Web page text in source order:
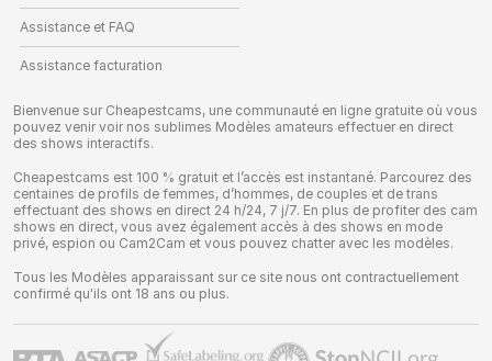
Assistance et FAQ
Assistance facturation
Bienvenue sur Cheapestcams, une communauté en ligne gratuite où vous
pouvez venir voir nos sublimes Modèles amateurs effectuer en direct
des shows interactifs.
Cheapestcams est 100 % gratuit et l’accès est instantané. Parcourez des
centaines de profils de femmes, d’hommes, de couples et de trans
effectuant des shows en direct 24 h/24, 7 j/7. En plus de profiter des cam
shows en direct, vous avez également accès à des shows en mode
privé, espion ou Cam2Cam et vous pouvez chatter avec les modèles.
Tous les Modèles apparaissant sur ce site nous ont contractuellement
confirmé qu'ils ont 18 ans ou plus.